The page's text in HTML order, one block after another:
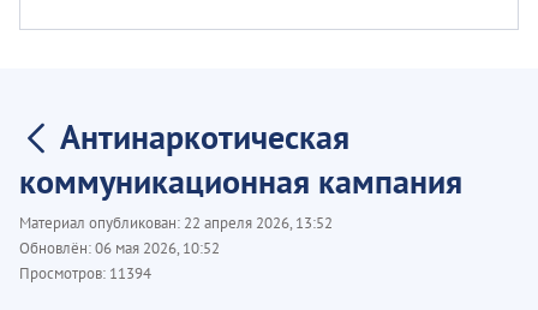
Антинаркотическая
коммуникационная кампания
Материал опубликован: 22 апреля 2026, 13:52
Обновлён:06 мая 2026, 10:52
Просмотров: 11394